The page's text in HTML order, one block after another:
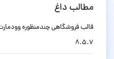
مطالب داغ
8.5.7